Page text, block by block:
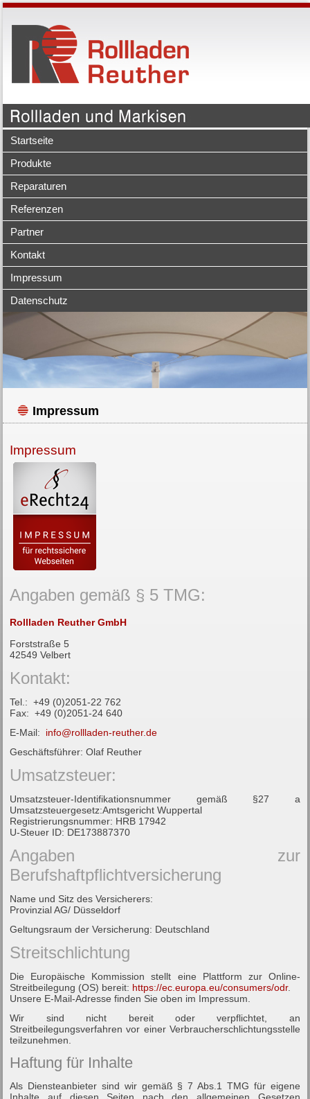
Startseite
Produkte
Reparaturen
Referenzen
Partner
Kontakt
Impressum
Datenschutz
Impressum
Impressum
Angaben gemäß § 5 TMG:
Rollladen Reuther GmbH
Forststraße 5
42549 Velbert
Kontakt:
Tel.: +49 (0)2051-22 762
Fax: +49 (0)2051-24 640
E-Mail: info@rollladen-reuther.de
Geschäftsführer: Olaf Reuther
Umsatzsteuer:
Umsatzsteuer-Identifikationsnummer gemäß §27 a
Umsatzsteuergesetz:Amtsgericht Wuppertal
Registrierungsnummer: HRB 17942
U-Steuer ID: DE173887370
Angaben zur
Berufshaftpflichtversicherung
Name und Sitz des Versicherers:
Provinzial AG/ Düsseldorf
Geltungsraum der Versicherung: Deutschland
Streitschlichtung
Die Europäische Kommission stellt eine Plattform zur Online-
Streitbeilegung (OS) bereit: https://ec.europa.eu/consumers/odr.
Unsere E-Mail-Adresse finden Sie oben im Impressum.
Wir sind nicht bereit oder verpflichtet, an
Streitbeilegungsverfahren vor einer Verbraucherschlichtungsstelle
teilzunehmen.
Haftung für Inhalte
Als Diensteanbieter sind wir gemäß § 7 Abs.1 TMG für eigene
Inhalte auf diesen Seiten nach den allgemeinen Gesetzen